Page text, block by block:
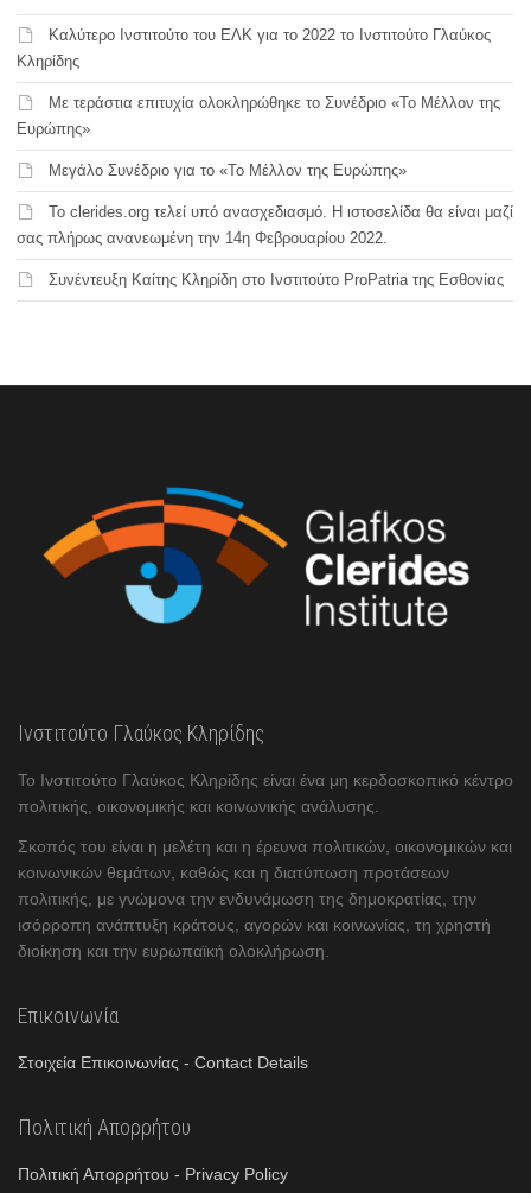
Καλύτερο Ινστιτούτο του ΕΛΚ για το 2022 το Ινστιτούτο Γλαύκος
Κληρίδης
Με τεράστια επιτυχία ολοκληρώθηκε το Συνέδριο «Το Μέλλον της
Ευρώπης»
Μεγάλο Συνέδριο για το «Το Μέλλον της Ευρώπης»
Το clerides.org τελεί υπό ανασχεδιασμό. Η ιστοσελίδα θα είναι μαζί
σας πλήρως ανανεωμένη την 14η Φεβρουαρίου 2022.
Συνέντευξη Καίτης Κληρίδη στο Ινστιτούτο ProPatria της Εσθονίας
Ινστιτούτο Γλαύκος Κληρίδης
Το Ινστιτούτο Γλαύκος Κληρίδης είναι ένα μη κερδοσκοπικό κέντρο
πολιτικής, οικονομικής και κοινωνικής ανάλυσης.
Σκοπός του είναι η μελέτη και η έρευνα πολιτικών, οικονομικών και
κοινωνικών θεμάτων, καθώς και η διατύπωση προτάσεων
πολιτικής, με γνώμονα την ενδυνάμωση της δημοκρατίας, την
ισόρροπη ανάπτυξη κράτους, αγορών και κοινωνίας, τη χρηστή
διοίκηση και την ευρωπαϊκή ολοκλήρωση.
Επικοινωνία
Στοιχεία Επικοινωνίας - Contact Details
Πολιτική Απορρήτου
Πολιτική Απορρήτου - Privacy Policy